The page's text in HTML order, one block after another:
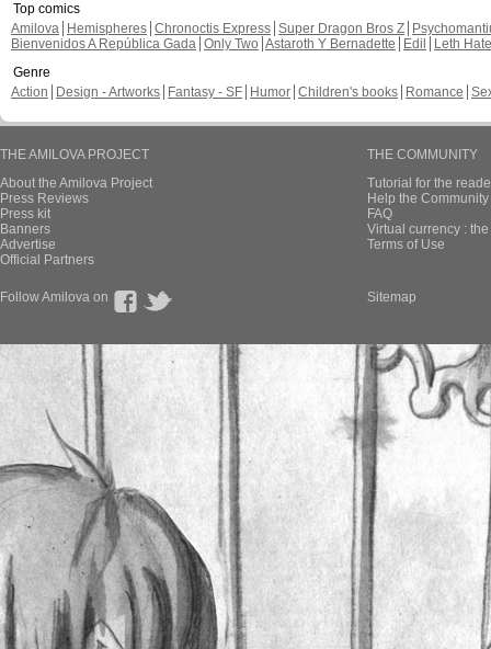
Top comics
Amilova
Hemispheres Chronoctis Express Super Dragon Bros Z
Bienvenidos A República Gada Only Two Astaroth Y Bernadette Edil
Leth Hate
Genre
Action
Design - Artworks Fantasy - SF Humor Children's books Romance
THE AMILOVA PROJECT
About the Amilova Project
Press Reviews
Press kit
Banners
Advertise
Official Partners
THE COMMUNITY
Tutorial for the
Help the
FAQ
Virtual currency :
Terms of Use
Follow Amilova on Sitemap